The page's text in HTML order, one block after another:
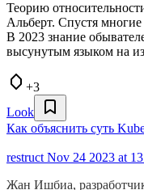
Теорию
Альберт. Спустя многие
В 2023 знание
высунутым языком на
+3
Look
Как объяснить суть
restruct Nov 24 2023 at
Жан Ишбиа,